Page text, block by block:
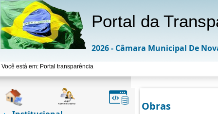
Portal da
2026 - Câmara Municipal De
Você está em: Portal transparência
Obras